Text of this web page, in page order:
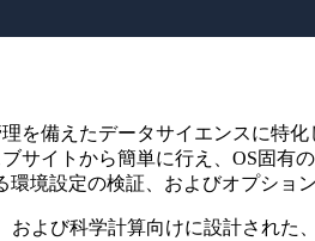
を備えたデータサイエンスに特
サイトから簡単に行え、OS固有
環境設定の検証、およびオプショ
よび科学計算向けに設計された